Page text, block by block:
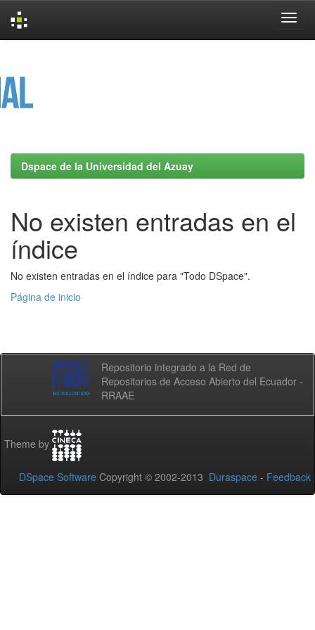
Dspace de la Universidad del Azuay
No existen entradas en el
índice
No existen entradas en el índice para "Todo DSpace".
Página de inicio
Repositorio integrado a la Red de
Repositorios de Acceso Abierto del Ecuador -
RRAAE
Theme by
DSpace Software Copyright © 2002-2013 Duraspace - Feedback